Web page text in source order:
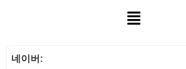
네이버: